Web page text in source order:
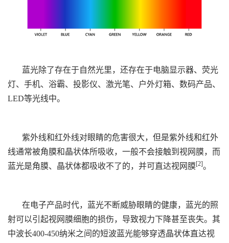
蓝光除了存在于自然光里，还存在于电脑显示器、荧光
灯、手机、浴霸、投影仪、激光笔、户外灯箱、数码产品、
LED等光线中。
紫外线和红外线对眼睛的危害很大，但是紫外线和红外
线通常被角膜和晶状体所吸收，一般不会接触到视网膜，而
蓝光是角膜、晶状体都吸收不了的，并可直达视网膜[2]。
在电子产品时代，蓝光不断威胁眼睛的健康，蓝光的照
射可以引起视网膜细胞的损伤，导致视力下降甚至丧失。其
中波长400-450纳米之间的短波蓝光能够穿透晶状体直达视